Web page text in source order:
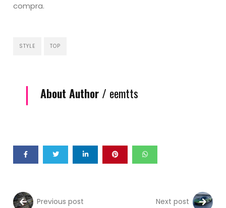
compra.
STYLE TOP
About Author / eemtts
Previous post Next post